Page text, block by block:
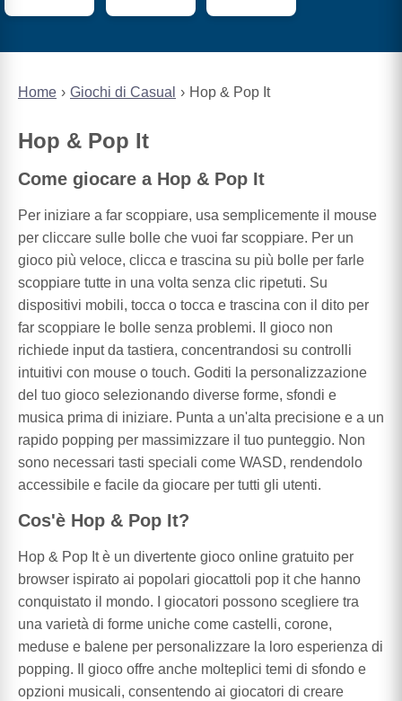
Home Giochi di Casual Hop & Pop It
Hop & Pop It
Come giocare a Hop & Pop It
Per iniziare a far scoppiare, usa semplicemente il mouse
per cliccare sulle bolle che vuoi far scoppiare. Per un
gioco più veloce, clicca e trascina su più bolle per farle
scoppiare tutte in una volta senza clic ripetuti. Su
dispositivi mobili, tocca o tocca e trascina con il dito per
far scoppiare le bolle senza problemi. Il gioco non
richiede input da tastiera, concentrandosi su controlli
intuitivi con mouse o touch. Goditi la personalizzazione
del tuo gioco selezionando diverse forme, sfondi e
musica prima di iniziare. Punta a un'alta precisione e a un
rapido popping per massimizzare il tuo punteggio. Non
sono necessari tasti speciali come WASD, rendendolo
accessibile e facile da giocare per tutti gli utenti.
Cos'è Hop & Pop It?
Hop & Pop It è un divertente gioco online gratuito per
browser ispirato ai popolari giocattoli pop it che hanno
conquistato il mondo. I giocatori possono scegliere tra
una varietà di forme uniche come castelli, corone,
meduse e balene per personalizzare la loro esperienza di
popping. Il gioco offre anche molteplici temi di sfondo e
opzioni musicali, consentendo ai giocatori di creare